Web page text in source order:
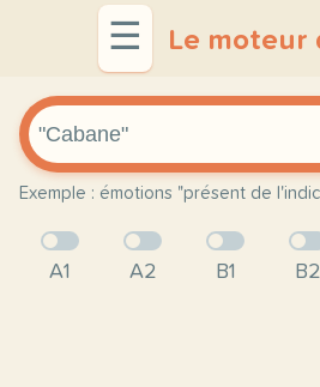
☰ Le moteur
Exemple : émotions "présent de
A1 A2 B1 B2